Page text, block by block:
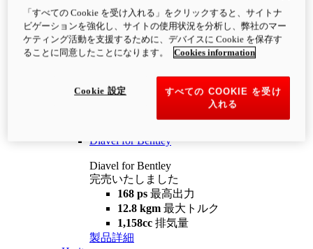
¥4,400,000 i
コンフィギュレーター 製品詳細
newV4 RS 100
12.2 kgm
最大トルク
装備重量（燃料を除く）
Diavel for Bentley
Diavel for Bentley
完売いたしました
168 ps 最高出力
12.8 kgm 最大トルク
1,158cc 排気量
製品詳細
「すべての Cookie を受け入れる」をクリックすると、サイトナ
ビゲーションを強化し、サイトの使用状況を分析し、弊社のマー
ケティング活動を支援するために、デバイスに Cookie を保存す
ることに同意したことになります。
Cookies information
すべての COOKIE を受け
入れる
Cookie 設定